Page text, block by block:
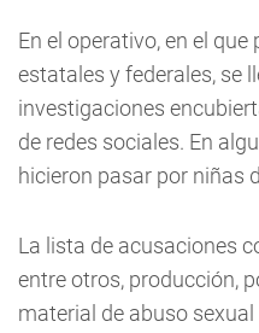
En el operativo, en el
estatales y federales, se
investigaciones
de redes sociales. En
hicieron pasar por niñas
La lista de acusaciones
entre otros, producción,
material de abuso